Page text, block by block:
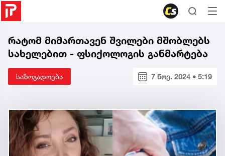
რატომ მიმართავენ შვილები მშობლებს
სახელებით - ფსიქოლოგის განმარტება
საზოგადოება 7 ნოე. 2024 • 5:19